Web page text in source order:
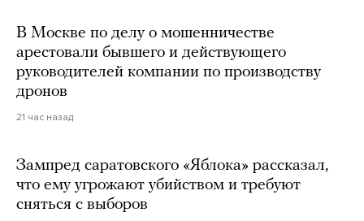
В Москве по делу о мошенничестве
арестовали бывшего и действующего
руководителей компании по производству
дронов
21 час назад
Зампред саратовского «Яблока» рассказал,
что ему угрожают убийством и требуют
сняться с выборов